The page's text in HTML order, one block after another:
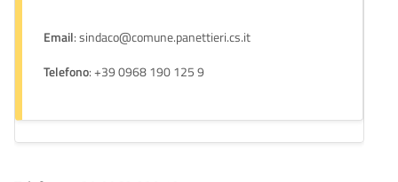
Email: sindaco@comune.panettieri.cs.it
Telefono: +39 0968 190 125 9